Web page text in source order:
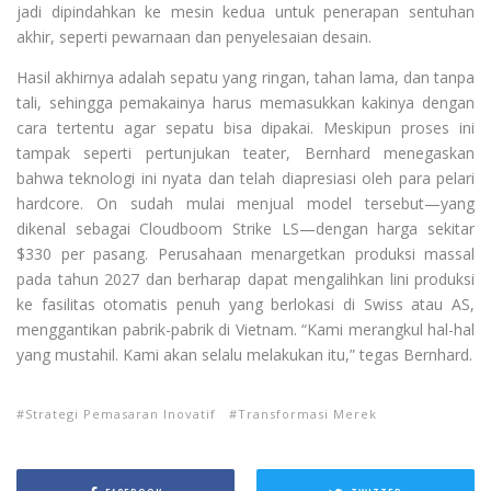
jadi dipindahkan ke mesin kedua untuk penerapan sentuhan
akhir, seperti pewarnaan dan penyelesaian desain.
Hasil akhirnya adalah sepatu yang ringan, tahan lama, dan tanpa
tali, sehingga pemakainya harus memasukkan kakinya dengan
cara tertentu agar sepatu bisa dipakai. Meskipun proses ini
tampak seperti pertunjukan teater, Bernhard menegaskan
bahwa teknologi ini nyata dan telah diapresiasi oleh para pelari
hardcore. On sudah mulai menjual model tersebut—yang
dikenal sebagai Cloudboom Strike LS—dengan harga sekitar
$330 per pasang. Perusahaan menargetkan produksi massal
pada tahun 2027 dan berharap dapat mengalihkan lini produksi
ke fasilitas otomatis penuh yang berlokasi di Swiss atau AS,
menggantikan pabrik-pabrik di Vietnam. “Kami merangkul hal-hal
yang mustahil. Kami akan selalu melakukan itu,” tegas Bernhard.
Strategi Pemasaran Inovatif Transformasi Merek